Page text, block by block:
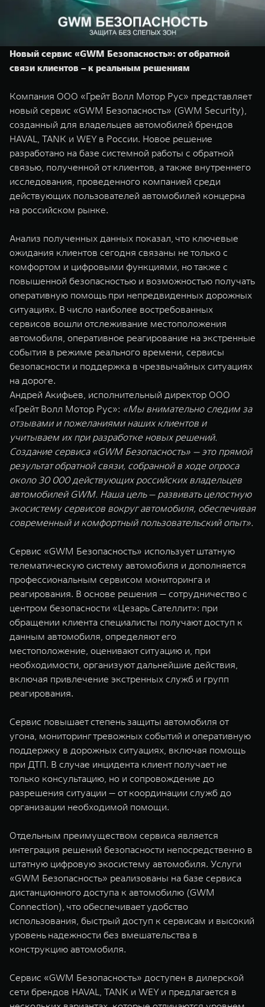
TANK 500
Веди за собой
от 6 499 000 ₽
TANK 700
от 10
WEY 07
от 6 149 000 ₽
WEY 05
Эстетика
от 5 699
WEY 80
Масштаб возможностей
от 6 449 000 ₽
WEY 80
Масштаб
от 8 099
TANK Финансы
Корпоративным клиентам
TANK ФИНАНСЫ
TANK Лизинг
TANK Страхование
Специальные предложения
Моторные масла
Цифровые сервисы TANK
Подписки
Новый сервис «GWM Безопасность»: от обратной
связи клиентов – к реальным решениям
Компания ООО «Грейт Волл Мотор Рус» представляет
новый сервис «GWM Безопасность» (GWM Security),
созданный для владельцев автомобилей брендов
HAVAL, TANK и WEY в России. Новое решение
разработано на базе системной работы с обратной
связью, полученной от клиентов, а также внутреннего
исследования, проведенного компанией среди
действующих пользователей автомобилей концерна
на российском рынке.
Анализ полученных данных показал, что ключевые
ожидания клиентов сегодня связаны не только с
комфортом и цифровыми функциями, но также с
повышенной безопасностью и возможностью получать
оперативную помощь при непредвиденных дорожных
ситуациях. В число наиболее востребованных
сервисов вошли отслеживание местоположения
автомобиля, оперативное реагирование на экстренные
события в режиме реального времени, сервисы
безопасности и поддержка в чрезвычайных ситуациях
на дороге.
Андрей Акифьев, исполнительный директор ООО
«Грейт Волл Мотор Рус»: «Мы внимательно следим за
отзывами и пожеланиями наших клиентов и
учитываем их при разработке новых решений.
Создание сервиса «GWM Безопасность» — это прямой
результат обратной связи, собранной в ходе опроса
около 30 000 действующих российских владельцев
автомобилей GWM. Наша цель — развивать целостную
экосистему сервисов вокруг автомобиля, обеспечивая
современный и комфортный пользовательский опыт».
Сервис «GWM Безопасность» использует штатную
телематическую систему автомобиля и дополняется
профессиональным сервисом мониторинга и
реагирования. В основе решения — сотрудничество с
центром безопасности «Цезарь Сателлит»: при
обращении клиента специалисты получают доступ к
данным автомобиля, определяют его
местоположение, оценивают ситуацию и, при
необходимости, организуют дальнейшие действия,
включая привлечение экстренных служб и групп
реагирования.
Сервис повышает степень защиты автомобиля от
угона, мониторинг тревожных событий и оперативную
поддержку в дорожных ситуациях, включая помощь
при ДТП. В случае инцидента клиент получает не
только консультацию, но и сопровождение до
разрешения ситуации — от координации служб до
организации необходимой помощи.
Отдельным преимуществом сервиса является
интеграция решений безопасности непосредственно в
штатную цифровую экосистему автомобиля. Услуги
«GWM Безопасность» реализованы на базе сервиса
дистанционного доступа к автомобилю (GWM
Connection), что обеспечивает удобство
использования, быстрый доступ к сервисам и высокий
уровень надежности без вмешательства в
конструкцию автомобиля.
Сервис «GWM Безопасность» доступен в дилерской
сети брендов HAVAL, TANK и WEY и предлагается в